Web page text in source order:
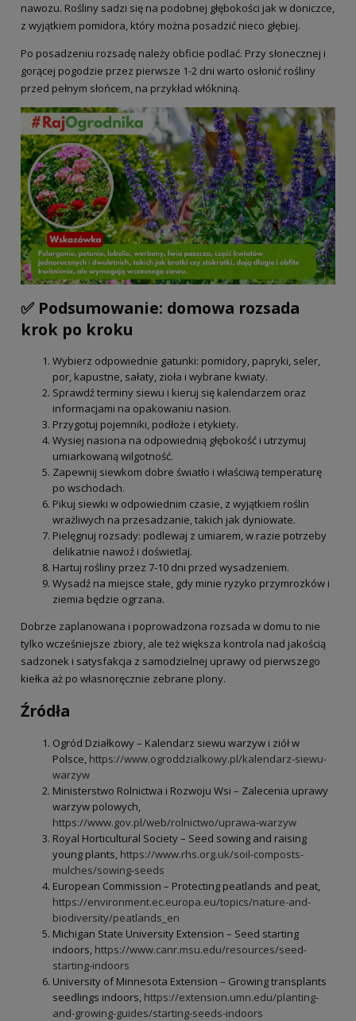
nawozu. Rośliny sadzi się na podobnej głębokości jak w doniczce,
z wyjątkiem pomidora, który można posadzić nieco głębiej.
Po posadzeniu rozsadę należy obficie podlać. Przy słonecznej i
gorącej pogodzie przez pierwsze 1-2 dni warto osłonić rośliny
przed pełnym słońcem, na przykład włókniną.
✅ Podsumowanie: domowa rozsada
krok po kroku
Wybierz odpowiednie gatunki: pomidory, papryki, seler,
por, kapustne, sałaty, zioła i wybrane kwiaty.
Sprawdź terminy siewu i kieruj się kalendarzem oraz
informacjami na opakowaniu nasion.
Przygotuj pojemniki, podłoże i etykiety.
Wysiej nasiona na odpowiednią głębokość i utrzymuj
umiarkowaną wilgotność.
Zapewnij siewkom dobre światło i właściwą temperaturę
po wschodach.
Pikuj siewki w odpowiednim czasie, z wyjątkiem roślin
wrażliwych na przesadzanie, takich jak dyniowate.
Pielęgnuj rozsady: podlewaj z umiarem, w razie potrzeby
delikatnie nawoź i doświetlaj.
Hartuj rośliny przez 7-10 dni przed wysadzeniem.
Wysadź na miejsce stałe, gdy minie ryzyko przymrozków i
ziemia będzie ogrzana.
Dobrze zaplanowana i poprowadzona rozsada w domu to nie
tylko wcześniejsze zbiory, ale też większa kontrola nad jakością
sadzonek i satysfakcja z samodzielnej uprawy od pierwszego
kiełka aż po własnoręcznie zebrane plony.
Źródła
Ogród Działkowy – Kalendarz siewu warzyw i ziół w
Polsce, https://www.ogroddzialkowy.pl/kalendarz-siewu-
warzyw
Ministerstwo Rolnictwa i Rozwoju Wsi – Zalecenia uprawy
warzyw polowych,
https://www.gov.pl/web/rolnictwo/uprawa-warzyw
Royal Horticultural Society – Seed sowing and raising
young plants, https://www.rhs.org.uk/soil-composts-
mulches/sowing-seeds
European Commission – Protecting peatlands and peat,
https://environment.ec.europa.eu/topics/nature-and-
biodiversity/peatlands_en
Michigan State University Extension – Seed starting
indoors, https://www.canr.msu.edu/resources/seed-
starting-indoors
University of Minnesota Extension – Growing transplants
seedlings indoors, https://extension.umn.edu/planting-
and-growing-guides/starting-seeds-indoors